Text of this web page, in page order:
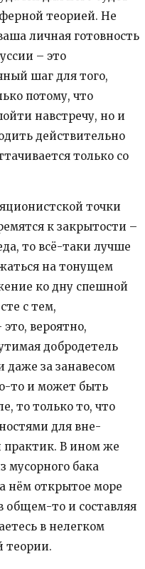
теорией. Не
личная готовность
– это
шаг для того,
потому, что
навстречу, но и
действительно
только со
точки
к закрытости –
то всё-таки лучше
на тонущем
ко дну спешной
с тем,
вероятно,
добродетель
даже за занавесом
то и может быть
то только то, что
для вне-
практик. В ином же
мусорного бака
нём открытое море
то и составляя
в нелегком
теории.